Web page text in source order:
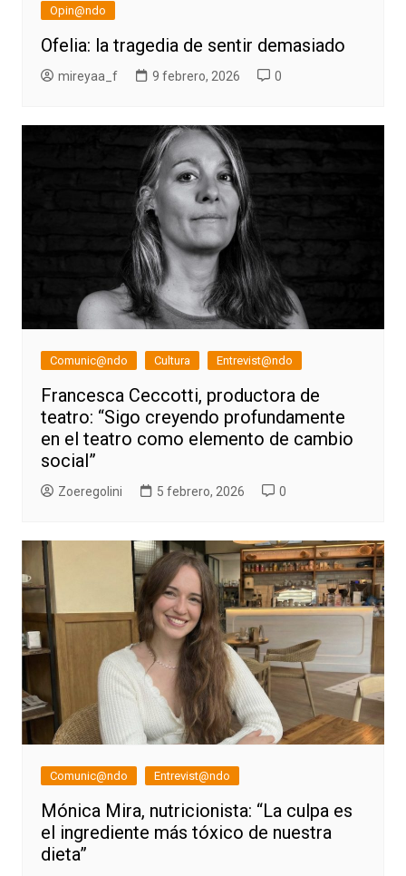
Opin@ndo
Ofelia: la tragedia de sentir demasiado
mireyaa_f 9 febrero, 2026 0
Comunic@ndo Cultura Entrevist@ndo
Francesca Ceccotti, productora de
teatro: “Sigo creyendo profundamente
en el teatro como elemento de cambio
social”
Zoeregolini 5 febrero, 2026 0
Comunic@ndo Entrevist@ndo
Mónica Mira, nutricionista: “La culpa es
el ingrediente más tóxico de nuestra
dieta”